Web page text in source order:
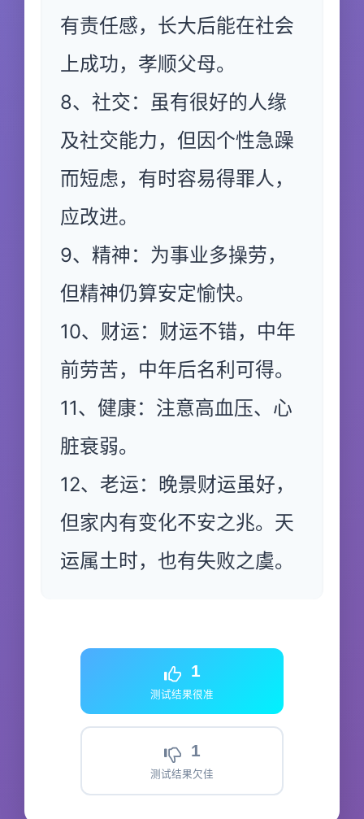
有责任感，长大后能在社会
上成功，孝顺父母。
8、社交：虽有很好的人缘
及社交能力，但因个性急躁
而短虑，有时容易得罪人，
应改进。
9、精神：为事业多操劳，
但精神仍算安定愉快。
10、财运：财运不错，中年
前劳苦，中年后名利可得。
11、健康：注意高血压、心
脏衰弱。
12、老运：晚景财运虽好，
但家内有变化不安之兆。天
运属土时，也有失败之虞。
1
测试结果很准
1
测试结果欠佳